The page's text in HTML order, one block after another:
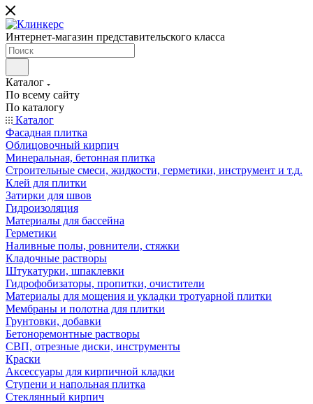
Интернет-магазин представительского класса
Каталог
По всему сайту
По каталогу
Каталог
Фасадная плитка
Облицовочный кирпич
Минеральная, бетонная плитка
Строительные смеси, жидкости, герметики, инструмент и т.д.
Клей для плитки
Затирки для швов
Гидроизоляция
Материалы для бассейна
Герметики
Наливные полы, ровнители, стяжки
Кладочные растворы
Штукатурки, шпаклевки
Гидрофобизаторы, пропитки, очистители
Материалы для мощения и укладки тротуарной плитки
Мембраны и полотна для плитки
Грунтовки, добавки
Бетоноремонтные растворы
СВП, отрезные диски, инструменты
Краски
Аксессуары для кирпичной кладки
Ступени и напольная плитка
Cтеклянный кирпич